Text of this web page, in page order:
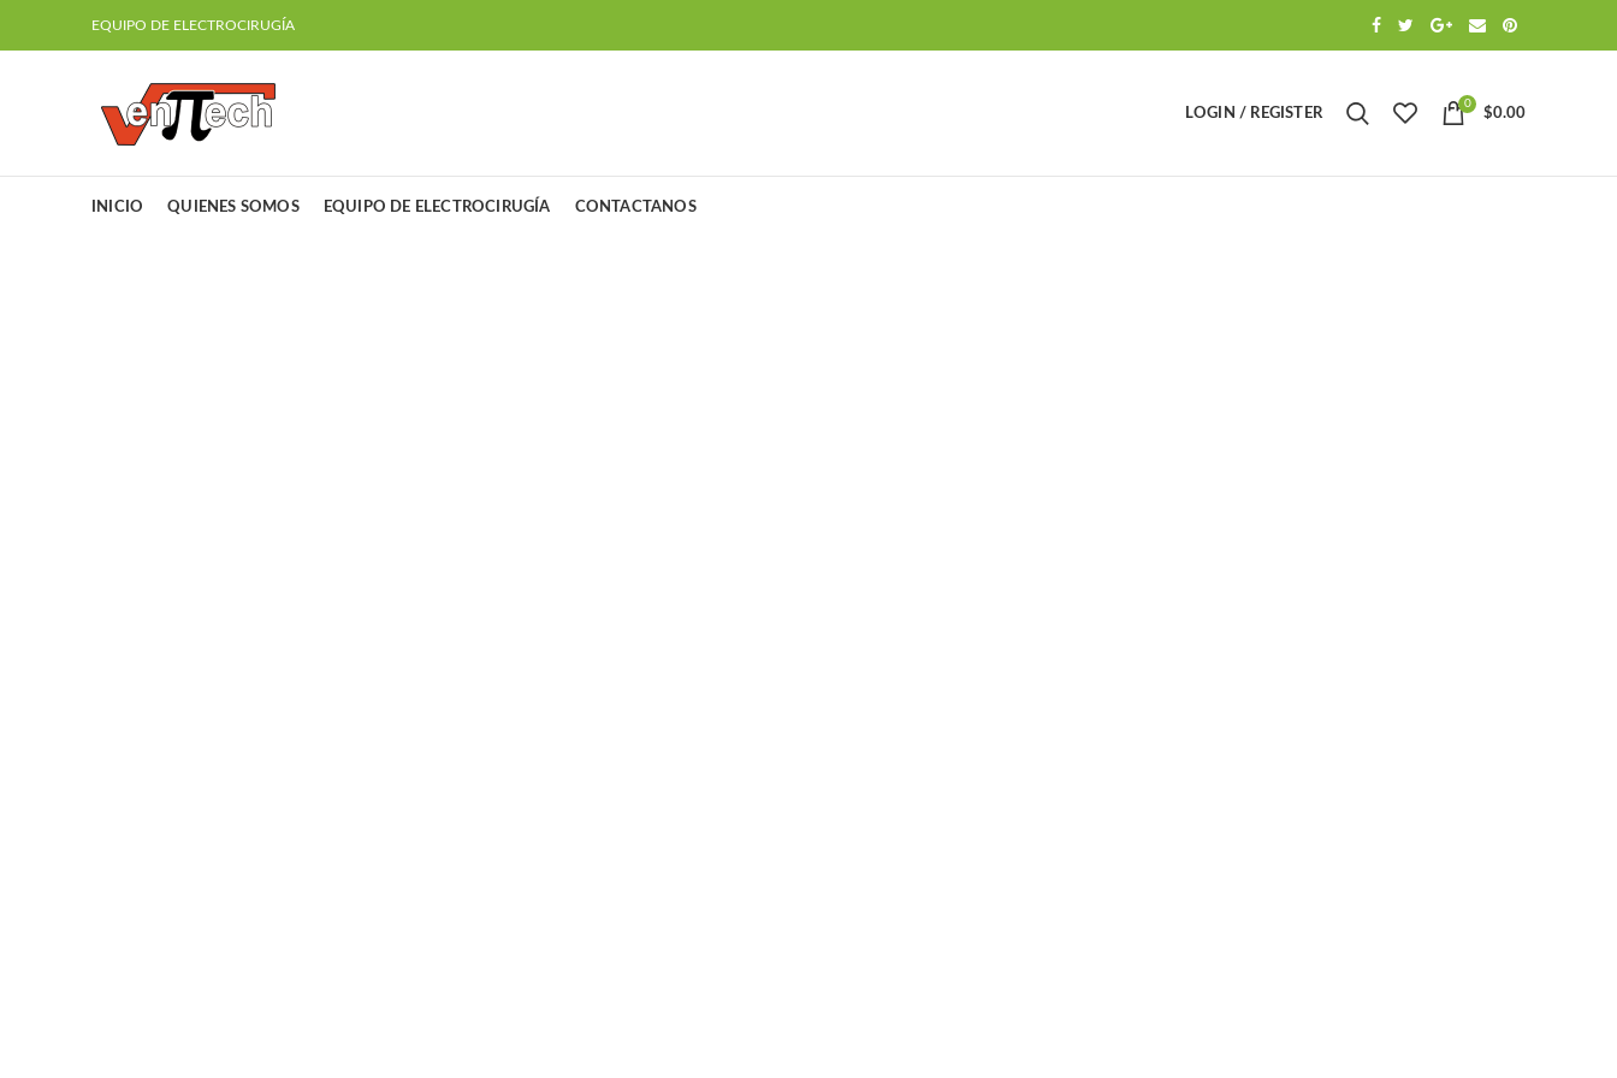
EQUIPO DE ELECTROCIRUGÍA
LOGIN / REGISTER
0
$0.00
INICIO QUIENES SOMOS EQUIPO DE ELECTROCIRUGÍA CONTACTANOS